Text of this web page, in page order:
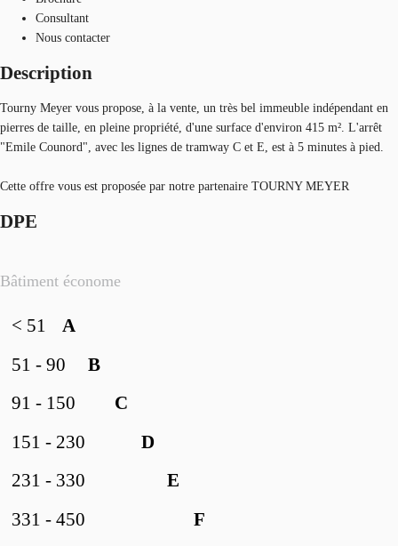
Consultant
Nous contacter
Description
Tourny Meyer vous propose, à la vente, un très bel immeuble indépendant en
pierres de taille, en pleine propriété, d'une surface d'environ 415 m². L'arrêt
"Emile Counord", avec les lignes de tramway C et E, est à 5 minutes à pied.
Cette offre vous est proposée par notre partenaire TOURNY MEYER
DPE
Bâtiment économe
A
< 51
B
51 - 90
C
91 - 150
D
151 - 230
E
231 - 330
F
331 - 450